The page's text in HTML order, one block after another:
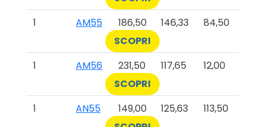
1
AM55 186,50 146,33
84,50
SCOPRI
1
AM56 231,50 117,65
12,00
SCOPRI
1
AN55 149,00 125,63
113,50